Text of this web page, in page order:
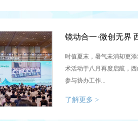
时值夏末，暑气未消却更
术活动于八月再度启航，
参与协办工作...
了解更多 >